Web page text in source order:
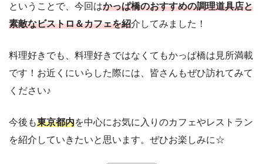
ということで、今回はかっぱ橋のおすすめの調理道具店と
素敵なビストロ＆カフェを紹介してみました！
料理好きでも、料理好きではなくてもかっぱ橋は見所満載
です！お近くにいらした際には、皆さんもぜひ訪れてみて
ください♪
今後も東京都内を中心にお気に入りのカフェやレストラン
を紹介していきたいと思います。ぜひお楽しみに☆